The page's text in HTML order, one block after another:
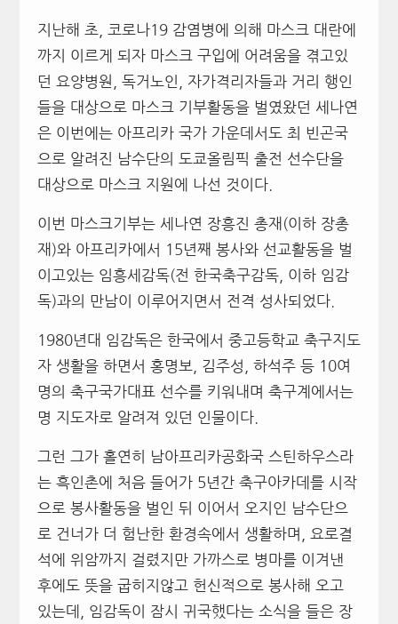
지난해 초, 코로나19 감염병에 의해 마스크 대란에
까지 이르게 되자 마스크 구입에 어려움을 겪고있
던 요양병원, 독거노인, 자가격리자들과 거리 행인
들을 대상으로 마스크 기부활동을 벌였왔던 세나연
은 이번에는 아프리카 국가 가운데서도 최 빈곤국
으로 알려진 남수단의 도쿄올림픽 출전 선수단을
대상으로 마스크 지원에 나선 것이다.
이번 마스크기부는 세나연 장흥진 총재(이하 장총
재)와 아프리카에서 15년째 봉사와 선교활동을 벌
이고있는 임흥세감독(전 한국축구감독, 이하 임감
독)과의 만남이 이루어지면서 전격 성사되었다.
1980년대 임감독은 한국에서 중고등학교 축구지도
자 생활을 하면서 홍명보, 김주성, 하석주 등 10여
명의 축구국가대표 선수를 키워내며 축구계에서는
명 지도자로 알려져 있던 인물이다.
그런 그가 홀연히 남아프리카공화국 스틴하우스라
는 흑인촌에 처음 들어가 5년간 축구아카데를 시작
으로 봉사활동을 벌인 뒤 이어서 오지인 남수단으
로 건너가 더 험난한 환경속에서 생활하며, 요로결
석에 위암까지 걸렸지만 가까스로 병마를 이겨낸
후에도 뜻을 굽히지않고 헌신적으로 봉사해 오고
있는데, 임감독이 잠시 귀국했다는 소식을 들은 장